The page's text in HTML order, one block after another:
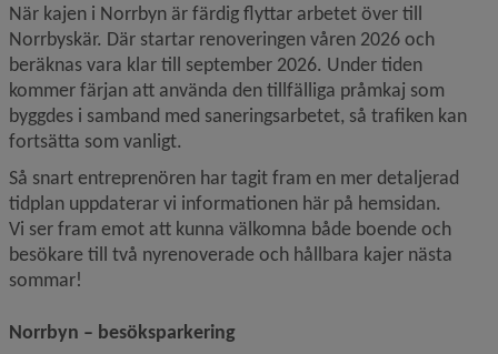
När kajen i Norrbyn är färdig flyttar arbetet över till
Norrbyskär. Där startar renoveringen våren 2026 och
beräknas vara klar till september 2026. Under tiden
kommer färjan att använda den tillfälliga pråmkaj som
byggdes i samband med saneringsarbetet, så trafiken kan
fortsätta som vanligt.
Så snart entreprenören har tagit fram en mer detaljerad
tidplan uppdaterar vi informationen här på hemsidan.
Vi ser fram emot att kunna välkomna både boende och
besökare till två nyrenoverade och hållbara kajer nästa
sommar!
Norrbyn – besöksparkering